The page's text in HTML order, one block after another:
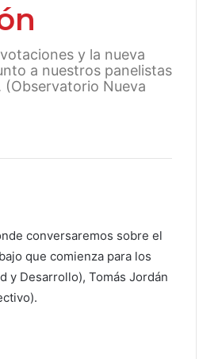
y la nueva
a nuestros panelistas
(Observatorio Nueva
conversaremos sobre el
que comienza para los
y Desarrollo), Tomás Jordán